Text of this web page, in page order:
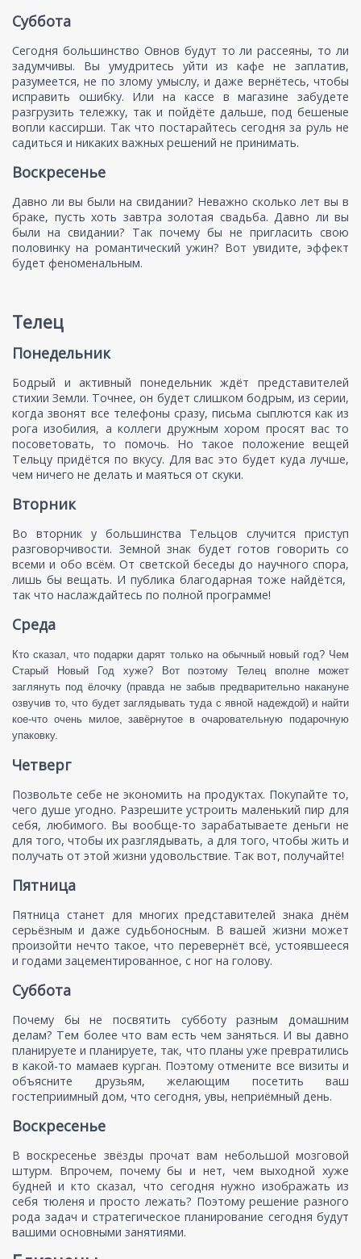
Суббота
Сегодня большинство Овнов будут то ли рассеяны, то ли
задумчивы. Вы умудритесь уйти из кафе не заплатив,
разумеется, не по злому умыслу, и даже вернётесь, чтобы
исправить ошибку. Или на кассе в магазине забудете
разгрузить тележку, так и пойдёте дальше, под бешеные
вопли кассирши. Так что постарайтесь сегодня за руль не
садиться и никаких важных решений не принимать.
Воскресенье
Давно ли вы были на свидании? Неважно сколько лет вы в
браке, пусть хоть завтра золотая свадьба. Давно ли вы
были на свидании? Так почему бы не пригласить свою
половинку на романтический ужин? Вот увидите, эффект
будет феноменальным.
Телец
Понедельник
Бодрый и активный понедельник ждёт представителей
стихии Земли. Точнее, он будет слишком бодрым, из серии,
когда звонят все телефоны сразу, письма сыплются как из
рога изобилия, а коллеги дружным хором просят вас то
посоветовать, то помочь. Но такое положение вещей
Тельцу придётся по вкусу. Для вас это будет куда лучше,
чем ничего не делать и маяться от скуки.
Вторник
Во вторник у большинства Тельцов случится приступ
разговорчивости. Земной знак будет готов говорить со
всеми и обо всём. От светской беседы до научного спора,
лишь бы вещать. И публика благодарная тоже найдётся,
так что наслаждайтесь по полной программе!
Среда
Кто сказал, что подарки дарят только на обычный новый год? Чем
Старый Новый Год хуже? Вот поэтому Телец вполне может
заглянуть под ёлочку (правда не забыв предварительно накануне
озвучив то, что будет заглядывать туда с явной надеждой) и найти
кое-что очень милое, завёрнутое в очаровательную подарочную
упаковку.
Четверг
Позвольте себе не экономить на продуктах. Покупайте то,
чего душе угодно. Разрешите устроить маленький пир для
себя, любимого. Вы вообще-то зарабатываете деньги не
для того, чтобы их разглядывать, а для того, чтобы жить и
получать от этой жизни удовольствие. Так вот, получайте!
Пятница
Пятница станет для многих представителей знака днём
серьёзным и даже судьбоносным. В вашей жизни может
произойти нечто такое, что перевернёт всё, устоявшееся
и годами зацементированное, с ног на голову.
Суббота
Почему бы не посвятить субботу разным домашним
делам? Тем более что вам есть чем заняться. И вы давно
планируете и планируете, так, что планы уже превратились
в какой-то мамаев курган. Поэтому отмените все визиты и
объясните друзьям, желающим посетить ваш
гостеприимный дом, что сегодня, увы, неприёмный день.
Воскресенье
В воскресенье звёзды прочат вам небольшой мозговой
штурм. Впрочем, почему бы и нет, чем выходной хуже
будней и кто сказал, что сегодня нужно изображать из
себя тюленя и просто лежать? Поэтому решение разного
рода задач и стратегическое планирование сегодня будут
вашими основными занятиями.